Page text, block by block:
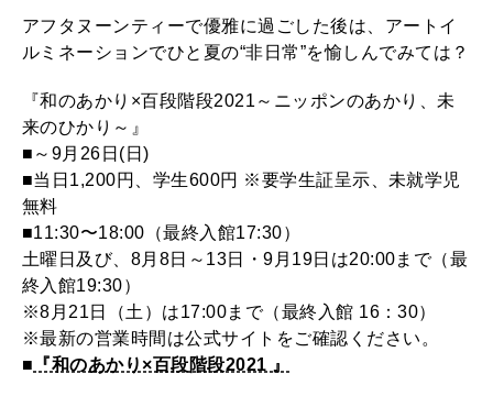
アフタヌーンティーで優雅に過ごした後は、アートイ
ルミネーションでひと夏の“非日常”を愉しんでみては？
『和のあかり×百段階段2021～ニッポンのあかり、未
来のひかり～』
■～9月26日(日)
■当日1,200円、学生600円 ※要学生証呈示、未就学児
無料
■11:30〜18:00（最終入館17:30）
土曜日及び、8月8日～13日・9月19日は20:00まで（最
終入館19:30）
※8月21日（土）は17:00まで（最終入館 16：30）
※最新の営業時間は公式サイトをご確認ください。
■ 『和のあかり×百段階段2021 』